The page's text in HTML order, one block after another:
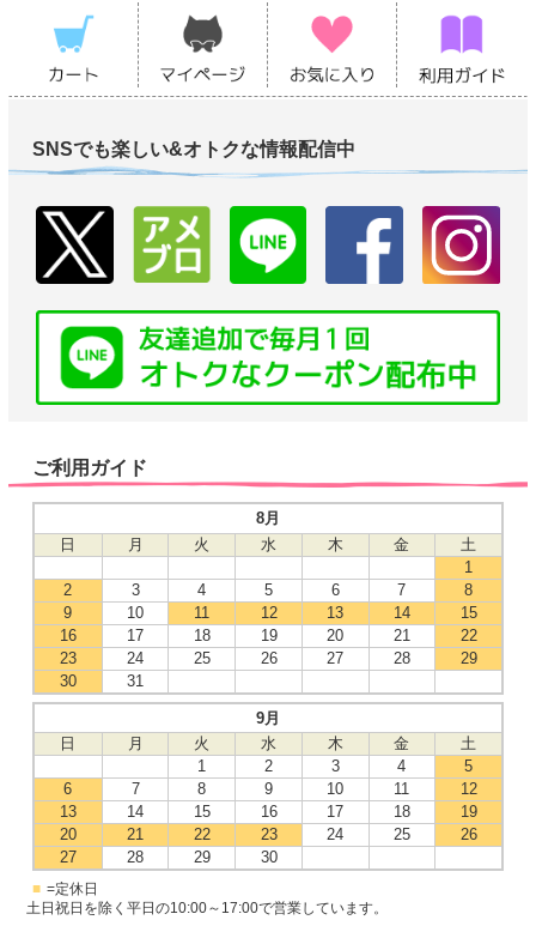
SNSでも楽しい&オトクな情報配信中
ご利用ガイド
8月
日
月 火 水 木 金
土
1
2
3 4 5 6 7
8
9
10 11 12 13 14
15
16
17 18 19 20 21
22
23
24 25 26 27 28
29
30
31
9月
日
月 火 水 木 金
土
1
2 3 4
5
6
7 8 9 10 11
12
13
14 15 16 17 18
19
20
21 22 23 24 25
26
27
28 29 30
■ =定休日
土日祝日を除く平日の10:00～17:00で営業しています。